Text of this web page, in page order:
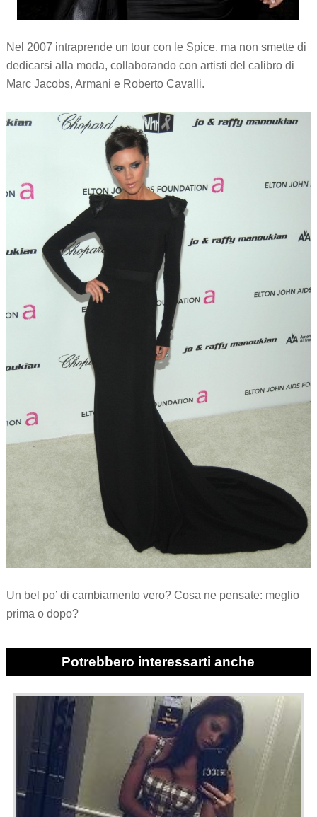
Nel 2007 intraprende un tour con le Spice, ma non smette di
dedicarsi alla moda, collaborando con artisti del calibro di
Marc Jacobs, Armani e Roberto Cavalli.
Un bel po’ di cambiamento vero? Cosa ne pensate: meglio
prima o dopo?
Potrebbero interessarti anche